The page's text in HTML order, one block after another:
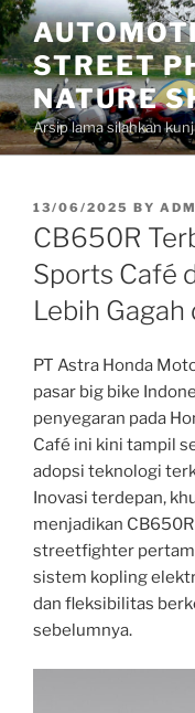
Skip
to
contentSTREET
NATURE
Arsip lama silahkan
POSTED
ON
13/06/2025 BY
CB650R
Sports Café
Lebih Gagah
PT Astra Honda
pasar big bike
penyegaran pada
Café ini kini tampil
adopsi teknologi
Inovasi terdepan,
menjadikan
streetfighter
sistem kopling
dan fleksibilitas
sebelumnya.